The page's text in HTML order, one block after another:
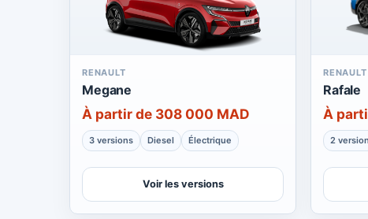
RENAULT
Megane
À partir de 308 000 MAD
3 versions Diesel Électrique
Voir les versions
RENAULT
Rafale
À
2